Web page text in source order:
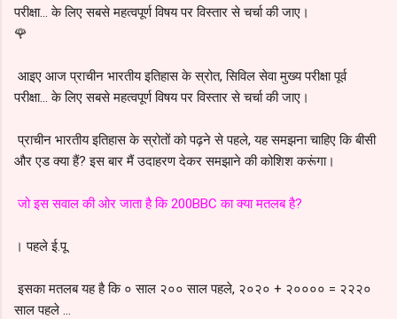
परीक्षा… के लिए सबसे महत्वपूर्ण विषय पर विस्तार से चर्चा की जाए।
🌹
आइए आज प्राचीन भारतीय इतिहास के स्रोत, सिविल सेवा मुख्य परीक्षा पूर्व
परीक्षा… के लिए सबसे महत्वपूर्ण विषय पर विस्तार से चर्चा की जाए।
प्राचीन भारतीय इतिहास के स्रोतों को पढ़ने से पहले, यह समझना चाहिए कि बीसी
और एड क्या हैं?इस बार मैं उदाहरण देकर समझाने की कोशिश करूंगा।
जो इस सवाल की ओर जाता है कि 200BBC का क्या मतलब है?
।पहले ई.पू.
इसका मतलब यह है कि ० साल २०० साल पहले, २०२० + २०००० = २२२०
साल पहले ...